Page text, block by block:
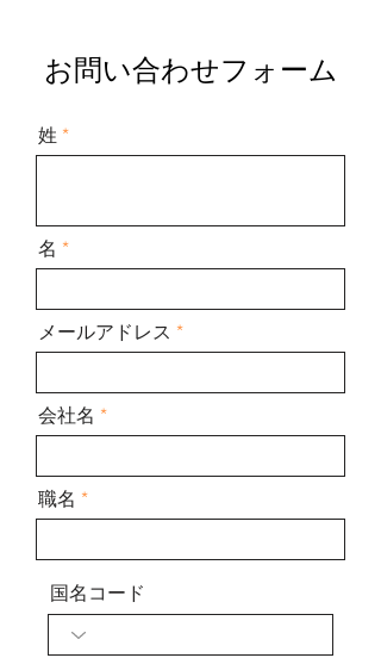
お問い合わせフォーム
姓
名
メールアドレス
会社名
職名
国名コード